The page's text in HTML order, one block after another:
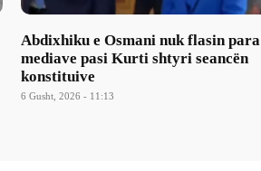
Abdixhiku e Osmani nuk flasin para
mediave pasi Kurti shtyri seancën
konstituive
6 Gusht, 2026 - 11:13